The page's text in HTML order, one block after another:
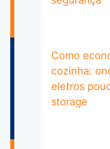
Como
cozinha:
eletros
storage